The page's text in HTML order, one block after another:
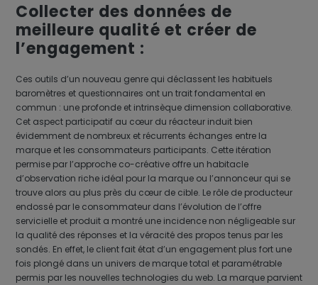
Collecter des données de
meilleure qualité et créer de
l’engagement :
Ces outils d’un nouveau genre qui déclassent les habituels
baromètres et questionnaires ont un trait fondamental en
commun : une profonde et intrinsèque dimension collaborative.
Cet aspect participatif au cœur du réacteur induit bien
évidemment de nombreux et récurrents échanges entre la
marque et les consommateurs participants. Cette itération
permise par l’approche co-créative offre un habitacle
d’observation riche idéal pour la marque ou l’annonceur qui se
trouve alors au plus près du cœur de cible. Le rôle de producteur
endossé par le consommateur dans l’évolution de l’offre
servicielle et produit a montré une incidence non négligeable sur
la qualité des réponses et la véracité des propos tenus par les
sondés. En effet, le client fait état d’un engagement plus fort une
fois plongé dans un univers de marque total et paramétrable
permis par les nouvelles technologies du web. La marque parvient